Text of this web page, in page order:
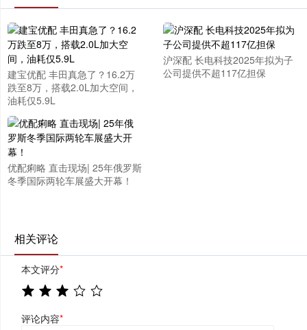
建宝优配 丰田真急了？16.2万
跌至8万，搭载2.0L加大空间，
油耗仅5.9L
沪深配 长电科技2025年拟为子
公司提供不超117亿担保
优配痢略 直击现场| 25年俄罗斯
冬季国际两轮车展盛大开幕！
相关评论
本文评分*
评论内容*